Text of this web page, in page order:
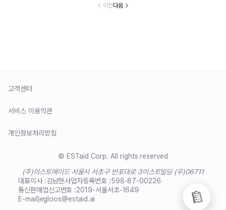
이전다음
고객센터
서비스 이용약관
개인정보처리방침
© ESTaid Corp. All rights reserved
(주)이스트에이드 서울시 서초구 반포대로 3이스트빌딩 (우)06711
대표이사 :김남현사업자등록번호 :598-87-00226
통신판매업신고번호 :2019-서울서초-1649
E-mail)egloos@estaid.ai